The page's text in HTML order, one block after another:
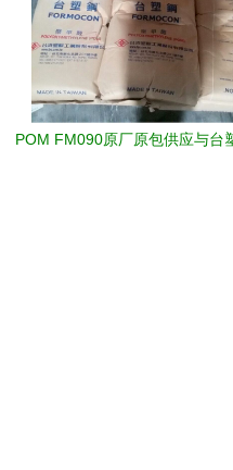
POM FM090原厂原包供应与台